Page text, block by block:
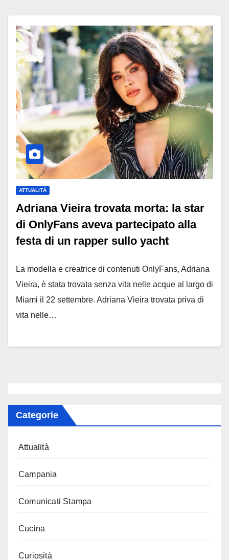
ATTUALITÀ
Adriana Vieira trovata morta: la star
di OnlyFans aveva partecipato alla
festa di un rapper sullo yacht
La modella e creatrice di contenuti OnlyFans, Adriana
Vieira, è stata trovata senza vita nelle acque al largo di
Miami il 22 settembre. Adriana Vieira trovata priva di
vita nelle…
Categorie
Attualità
Campania
Comunicati Stampa
Cucina
Curiosità